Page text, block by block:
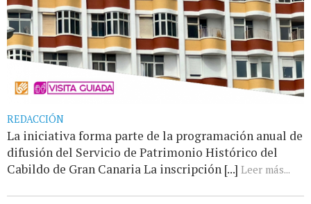
REDACCIÓN
La iniciativa forma parte de la programación anual de
difusión del Servicio de Patrimonio Histórico del
Cabildo de Gran Canaria La inscripción [...] Leer más...